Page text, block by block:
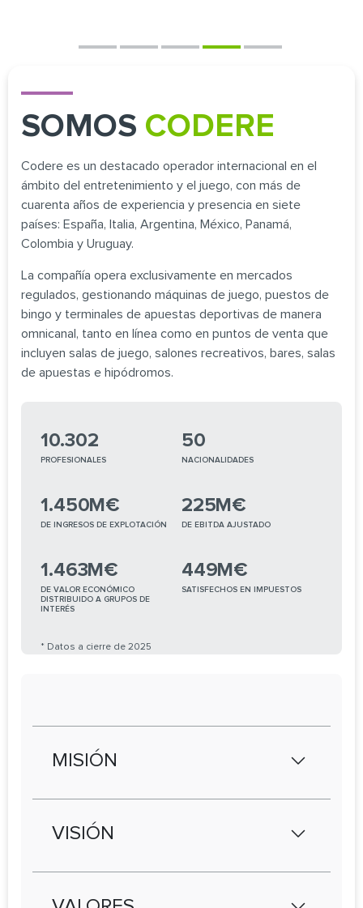
SOMOS CODERE
Codere es un destacado operador internacional en el
ámbito del entretenimiento y el juego, con más de
cuarenta años de experiencia y presencia en siete
países: España, Italia, Argentina, México, Panamá,
Colombia y Uruguay.
La compañía opera exclusivamente en mercados
regulados, gestionando máquinas de juego, puestos de
bingo y terminales de apuestas deportivas de manera
omnicanal, tanto en línea como en puntos de venta que
incluyen salas de juego, salones recreativos, bares, salas
de apuestas e hipódromos.
10.302
PROFESIONALES
50
NACIONALIDADES
1.450M€
DE INGRESOS DE EXPLOTACIÓN
225M€
DE EBITDA AJUSTADO
1.463M€
DE VALOR ECONÓMICO
DISTRIBUIDO A GRUPOS DE
INTERÉS
449M€
SATISFECHOS EN IMPUESTOS
* Datos a cierre de 2025
MISIÓN
clientes experiencias de entretenimiento y
VISIÓN
entretenimiento y juego responsable,